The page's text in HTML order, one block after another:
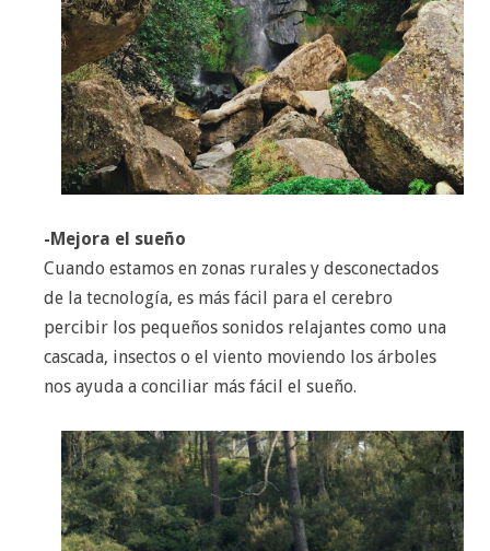
-Mejora el sueño
Cuando estamos en zonas rurales y desconectados
de la tecnología, es más fácil para el cerebro
percibir los pequeños sonidos relajantes como una
cascada, insectos o el viento moviendo los árboles
nos ayuda a conciliar más fácil el sueño.